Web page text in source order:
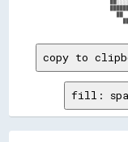
copy to
fill: